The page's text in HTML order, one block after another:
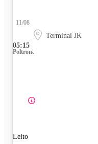
05:15
11/08
Terminal JK
Poltrona
Leito